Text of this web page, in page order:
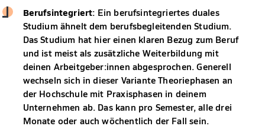
Berufsintegriert: Ein berufsintegriertes duales
Studium ähnelt dem berufsbegleitenden Studium.
Das Studium hat hier einen klaren Bezug zum Beruf
und ist meist als zusätzliche Weiterbildung mit
deinen Arbeitgeber:innen abgesprochen. Generell
wechseln sich in dieser Variante Theoriephasen an
der Hochschule mit Praxisphasen in deinem
Unternehmen ab. Das kann pro Semester, alle drei
Monate oder auch wöchentlich der Fall sein.